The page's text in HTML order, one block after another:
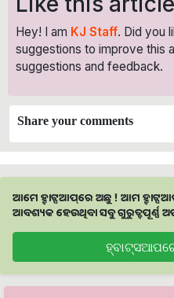
Hey! I am KJ Staff. Did you
suggestions to improve this
suggestions and feedback.
Share your comments
ଆମେ ହ୍ବାଟ୍ସଆପ୍‌ରେ ଅଛୁ ! ଆମ
ଆବଶ୍ୟକ ହେଉଥିବା ସବୁ ଗୁରୁତ୍ବପୂର୍ଣ୍ଣ